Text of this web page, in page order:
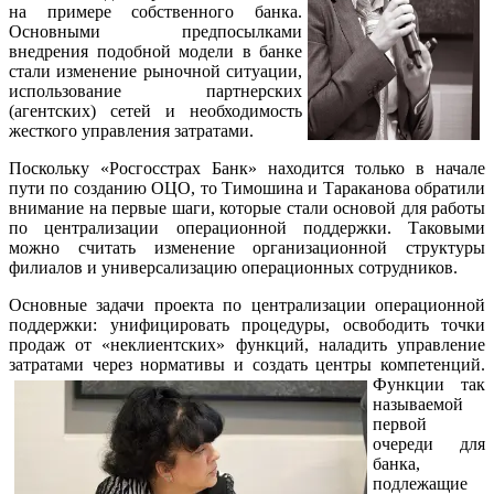
на примере собственного банка.
Основными предпосылками
внедрения подобной модели в банке
стали изменение рыночной ситуации,
использование партнерских
(агентских) сетей и необходимость
жесткого управления затратами.
Поскольку «Росгосстрах Банк» находится только в начале
пути по созданию ОЦО, то Тимошина и Тараканова обратили
внимание на первые шаги, которые стали основой для работы
по централизации операционной поддержки. Таковыми
можно считать изменение организационной структуры
филиалов и универсализацию операционных сотрудников.
Основные задачи проекта по централизации операционной
поддержки: унифицировать процедуры, освободить точки
продаж от «неклиентских» функций, наладить управление
затратами через нормативы и создать центры компетенций.
Функции так
называемой
первой
очереди для
банка,
подлежащие